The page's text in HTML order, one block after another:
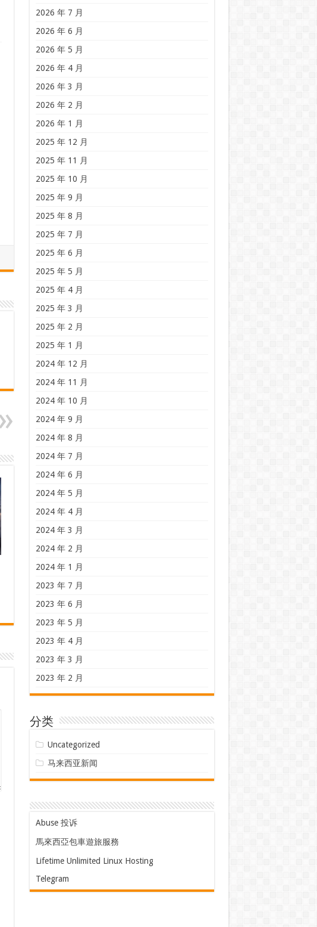
2026 年 7 月
2026 年 6 月
2026 年 5 月
2026 年 4 月
2026 年 3 月
2026 年 2 月
2026 年 1 月
2025 年 12 月
2025 年 11 月
2025 年 10 月
2025 年 9 月
2025 年 8 月
2025 年 7 月
2025 年 6 月
2025 年 5 月
2025 年 4 月
2025 年 3 月
2025 年 2 月
2025 年 1 月
2024 年 12 月
2024 年 11 月
2024 年 10 月
2024 年 9 月
2024 年 8 月
2024 年 7 月
2024 年 6 月
2024 年 5 月
2024 年 4 月
2024 年 3 月
2024 年 2 月
2024 年 1 月
2023 年 7 月
2023 年 6 月
2023 年 5 月
2023 年 4 月
2023 年 3 月
2023 年 2 月
分类
Uncategorized
马来西亚新闻
Abuse 投诉
馬來西亞包車遊旅服務
Lifetime Unlimited Linux Hosting
Telegram